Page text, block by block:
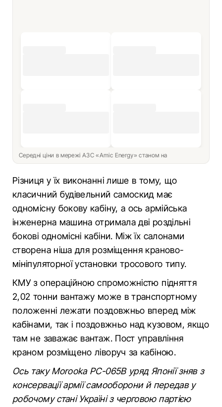
Середні ціни в мережі АЗС «Amic Energy» станом на
Різниця у їх виконанні лише в тому, що
класичний будівельний самоскид має
одномісну бокову кабіну, а ось армійська
інженерна машина отримала дві роздільні
бокові одномісні кабіни. Між їх салонами
створена ніша для розміщення краново-
мініпуляторної установки тросового типу.
КМУ з операційною спроможністю підняття
2,02 тонни вантажу може в транспортному
положенні лежати поздовжньо вперед між
кабінами, так і поздовжньо над кузовом, якщо
там не заважає вантаж. Пост управління
краном розміщено ліворуч за кабіною.
Ось таку Morooka PC-065B уряд Японії зняв з
консервації армії самооборони й передав у
робочому стані Україні з черговою партією